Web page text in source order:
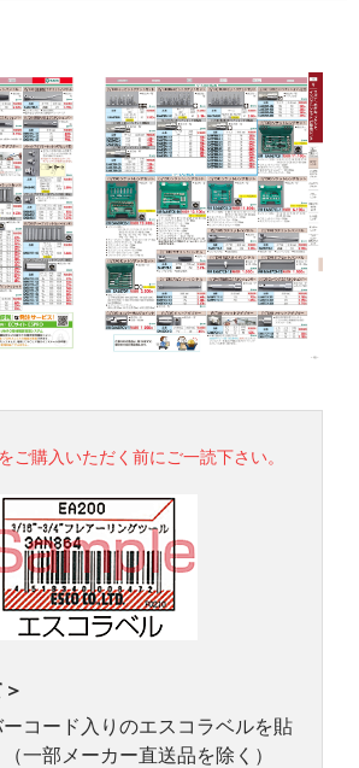
ご購入いただく前にご一読下さい。
コード入りのエスコラベルを貼
一部メーカー直送品を除く）